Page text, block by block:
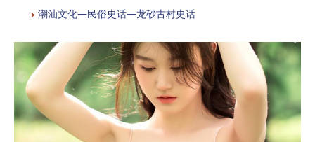
潮汕文化—民俗史话—龙砂古村史话